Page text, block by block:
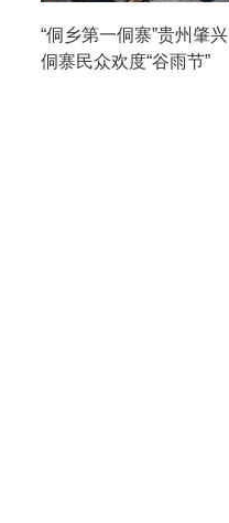
“侗乡第一侗寨”贵州肇兴
侗寨民众欢度“谷雨节”